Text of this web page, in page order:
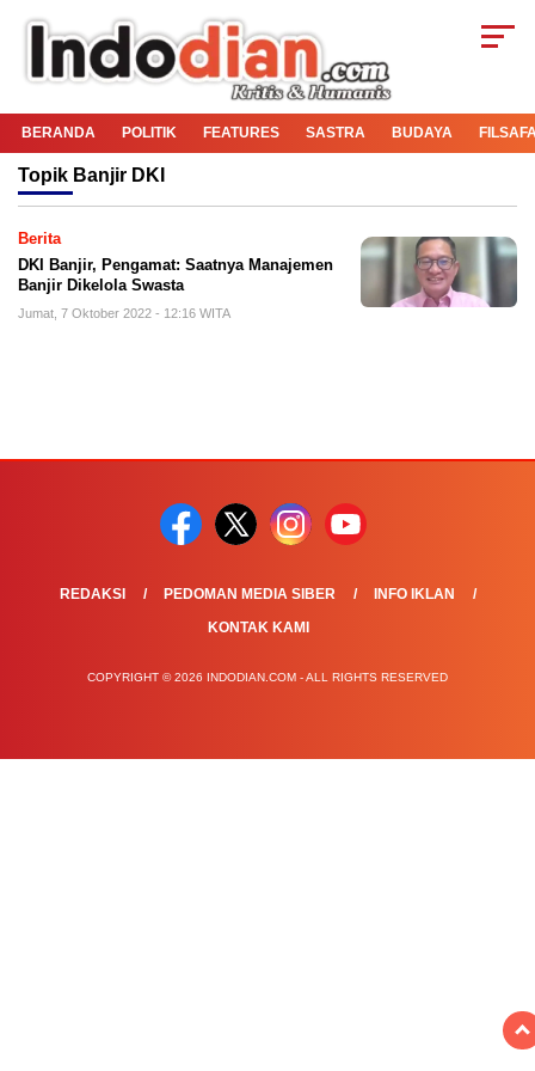
BERANDA POLITIK FEATURES SASTRA BUDAYA
Topik Banjir DKI
Berita
DKI Banjir, Pengamat: Saatnya Manajemen
Banjir Dikelola Swasta
Jumat, 7 Oktober 2022 - 12:16 WITA
REDAKSI PEDOMAN MEDIA SIBER
INFO IKLAN
KONTAK KAMI
COPYRIGHT © 2026 INDODIAN.COM - ALL RIGHTS RESERVED